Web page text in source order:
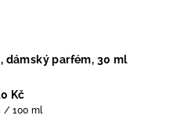
dámský parfém, 30 ml
Kč
/ 100 ml